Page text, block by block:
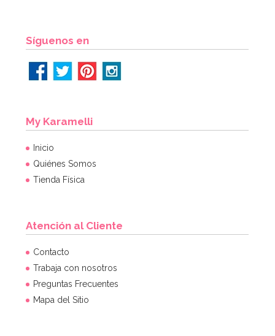
Síguenos en
My Karamelli
Inicio
Quiénes Somos
Tienda Física
Atención al Cliente
Contacto
Trabaja con nosotros
Preguntas Frecuentes
Mapa del Sitio